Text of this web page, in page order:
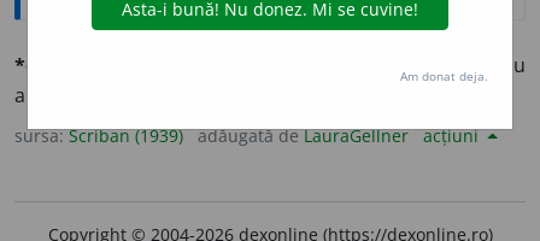
*cointeresát, -ă
adj. și s. Care e interesat împreună cu
alțiĭ.
sursa:Scriban (1939) adăugată deLauraGellner acțiuni
Copyright © 2004-2026 dexonline (https://dexonline.ro)
Am donat deja.